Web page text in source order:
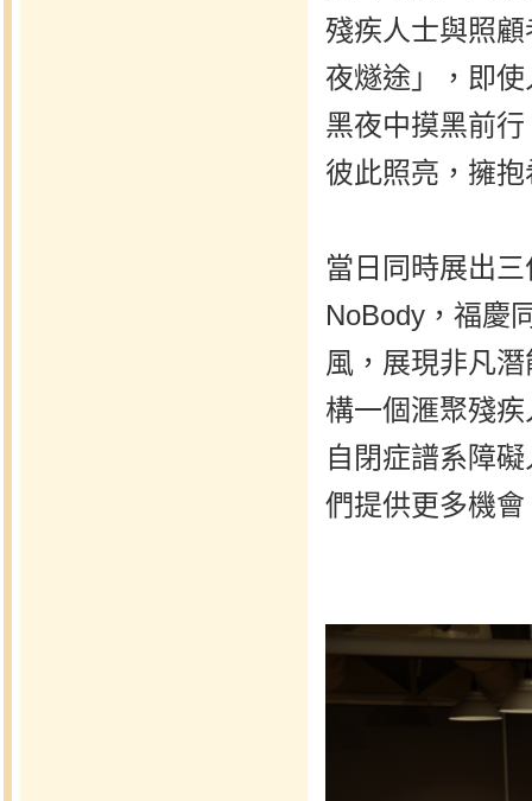
殘疾人士與照
夜燧途」，即
黑夜中摸黑前
彼此照亮，擁
當日同時展出
NoBody，福慶
風，展現非凡
構一個滙聚殘
自閉症譜系障
們提供更多機會